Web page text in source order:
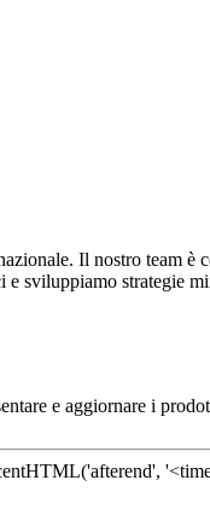
Il nostro team è
sviluppiamo strategie
e aggiornare i